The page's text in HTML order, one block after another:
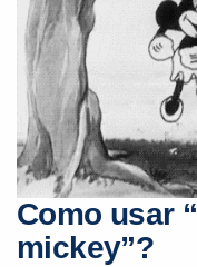
Como usar
mickey”?
Preencha
já